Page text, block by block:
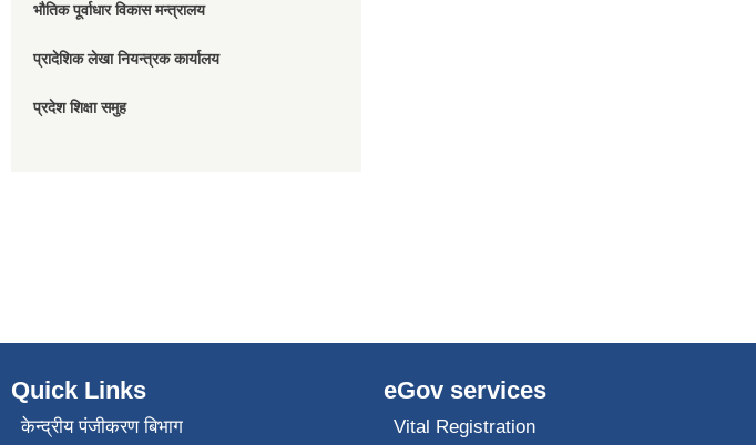
भौतिक पूर्वाधार विकास मन्त्रालय
प्रादेशिक लेखा नियन्त्रक कार्यालय
प्रदेश शिक्षा समुह
Quick Links
केन्द्रीय पंजीकरण बिभाग
eGov services
Vital Registration